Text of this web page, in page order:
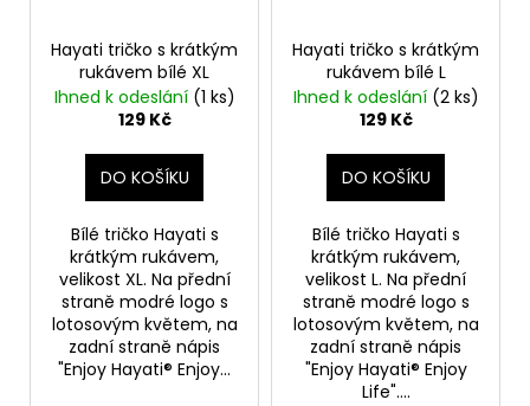
Hayati tričko s krátkým
rukávem bílé XL
Ihned k odeslání (1 ks)
129 Kč
DO KOŠÍKU
Bílé tričko Hayati s
krátkým rukávem,
velikost XL. Na přední
straně modré logo s
lotosovým květem, na
zadní straně nápis
"Enjoy Hayati® Enjoy...
Hayati tričko s krátkým
rukávem bílé L
Ihned k odeslání (2 ks)
129 Kč
DO KOŠÍKU
Bílé tričko Hayati s
krátkým rukávem,
velikost L. Na přední
straně modré logo s
lotosovým květem, na
zadní straně nápis
"Enjoy Hayati® Enjoy
Life"....